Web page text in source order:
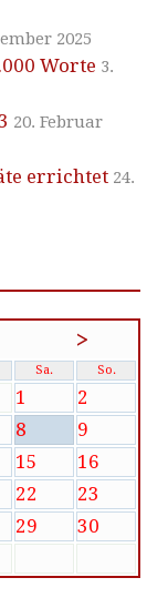
2025
Worte 3.
20. Februar
errichtet 24.
>
Sa. So.
1
2
8
9
15
16
22
23
29
30